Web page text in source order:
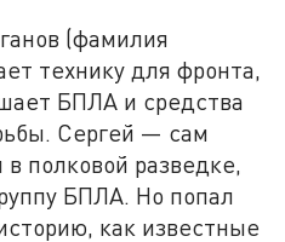
(фамилия
технику для фронта,
БПЛА и средства
Сергей — сам
полковой разведке,
БПЛА. Но попал
как известные